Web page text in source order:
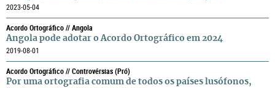
2023-05-04
Acordo Ortográfico // Angola
Angola pode adotar o Acordo Ortográfico em 2024
2019-08-01
Acordo Ortográfico // Controvérsias (pró)
Por uma ortografia comum de todos os países lusófonos,